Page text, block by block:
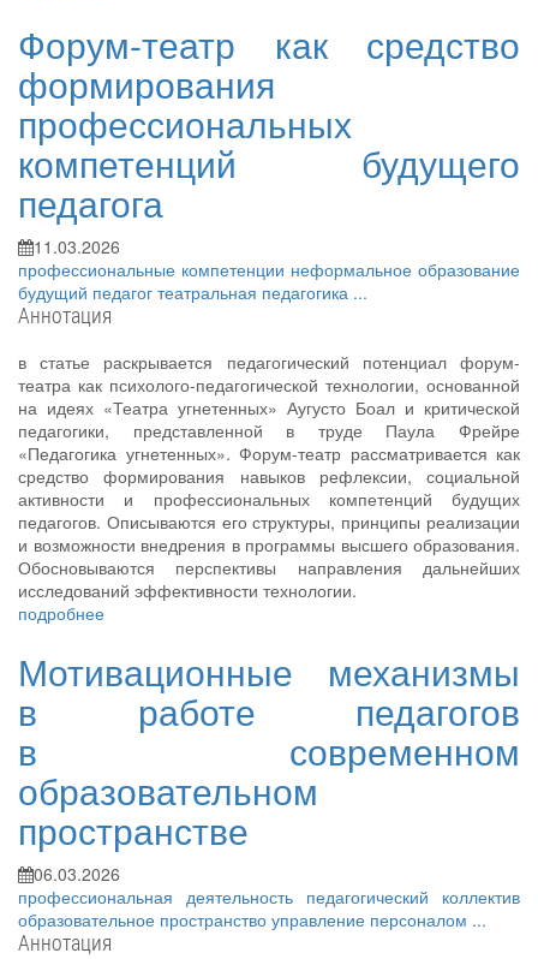
Форум-театр как средство
формирования
профессиональных
компетенций будущего
педагога
11.03.2026
профессиональные компетенции неформальное образование
будущий педагог театральная педагогика ...
Аннотация
в статье раскрывается педагогический потенциал форум-
театра как психолого-педагогической технологии, основанной
на идеях «Театра угнетенных» Аугусто Боал и критической
педагогики, представленной в труде Паула Фрейре
«Педагогика угнетенных». Форум-театр рассматривается как
средство формирования навыков рефлексии, социальной
активности и профессиональных компетенций будущих
педагогов. Описываются его структуры, принципы реализации
и возможности внедрения в программы высшего образования.
Обосновываются перспективы направления дальнейших
исследований эффективности технологии.
подробнее
Мотивационные механизмы
в работе педагогов
в современном
образовательном
пространстве
06.03.2026
профессиональная деятельность педагогический коллектив
образовательное пространство управление персоналом ...
Аннотация